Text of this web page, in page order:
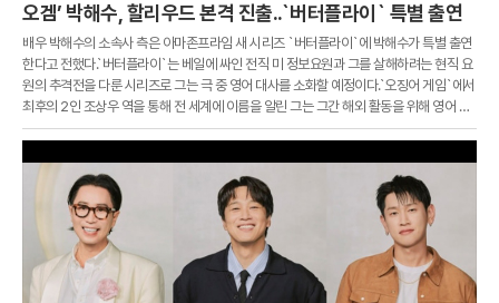
오겜’ 박해수, 할리우드 본격 진출..`버터플라이` 특별 출연
배우 박해수의 소속사 측은 아마존프라임 새 시리즈 `버터플라이`에 박해수가 특별 출연
한다고 전했다.`버터플라이`는 베일에 싸인 전직 미 정보요원과 그를 살해하려는 현직 요
원의 추격전을 다룬 시리즈로 그는 극 중 영어 대사를 소화할 예정이다.`오징어 게임`에서
최후의 2인 조상우 역을 통해 전 세계에 이름을 알린 그는 그간 해외 활동을 위해 영어 공
부에 전념한 것으로 전해졌다.제74회 에미상에서 남우조연상 후보에 올랐던 그는 이후